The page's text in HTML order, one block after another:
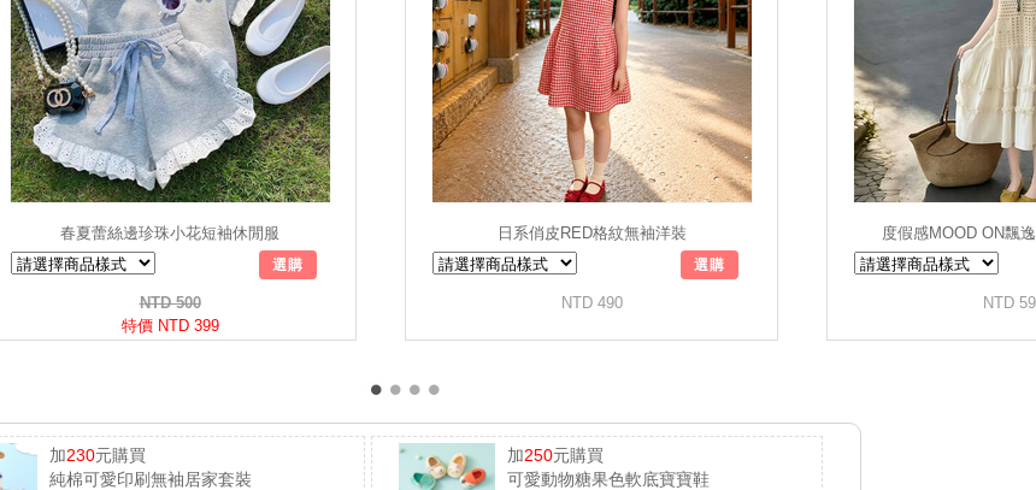
加230元購買
純棉可愛印刷無袖居家套裝
加250元購買
可愛動物糖果色軟底寶寶鞋